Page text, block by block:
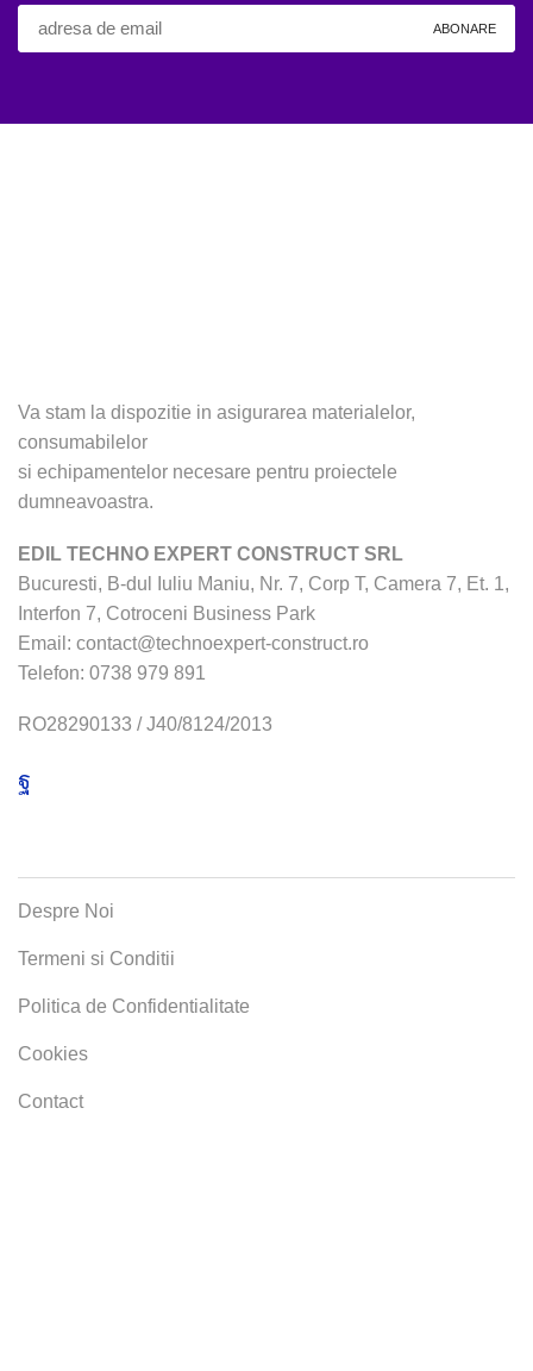
Va stam la dispozitie in asigurarea materialelor,
consumabilelor
si echipamentelor necesare pentru proiectele
dumneavoastra.
EDIL TECHNO EXPERT CONSTRUCT SRL
Bucuresti, B-dul Iuliu Maniu, Nr. 7, Corp T, Camera 7, Et. 1,
Interfon 7, Cotroceni Business Park
Email: contact@technoexpert-construct.ro
Telefon: 0738 979 891
RO28290133 / J40/8124/2013
Facebook
Despre Noi
Termeni si Conditii
Politica de Confidentialitate
Cookies
Contact